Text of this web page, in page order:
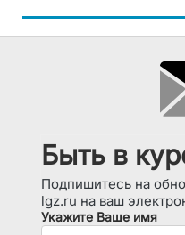
Быть в
Подпишитесь на
lgz.ru на ваш
Укажите Ваше имя